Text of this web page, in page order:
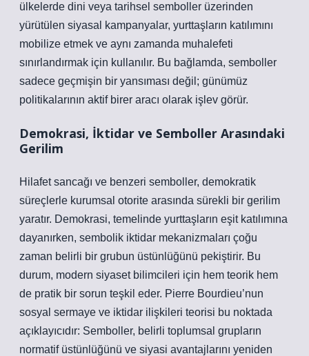
ülkelerde dini veya tarihsel semboller üzerinden
yürütülen siyasal kampanyalar, yurttaşların katılımını
mobilize etmek ve aynı zamanda muhalefeti
sınırlandırmak için kullanılır. Bu bağlamda, semboller
sadece geçmişin bir yansıması değil; günümüz
politikalarının aktif birer aracı olarak işlev görür.
Demokrasi, İktidar ve Semboller Arasındaki
Gerilim
Hilafet sancağı ve benzeri semboller, demokratik
süreçlerle kurumsal otorite arasında sürekli bir gerilim
yaratır. Demokrasi, temelinde yurttaşların eşit katılımına
dayanırken, sembolik iktidar mekanizmaları çoğu
zaman belirli bir grubun üstünlüğünü pekiştirir. Bu
durum, modern siyaset bilimcileri için hem teorik hem
de pratik bir sorun teşkil eder. Pierre Bourdieu’nun
sosyal sermaye ve iktidar ilişkileri teorisi bu noktada
açıklayıcıdır: Semboller, belirli toplumsal grupların
normatif üstünlüğünü ve siyasi avantajlarını yeniden